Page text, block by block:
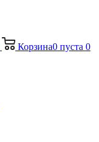
Корзина0 пуста 0